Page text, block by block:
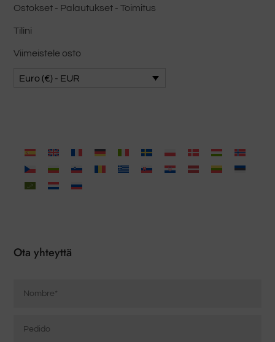
Ostokset - Palautukset - Toimitus
Tilini
Viimeistele osto
Euro (€) - EUR
Ota yhteyttä